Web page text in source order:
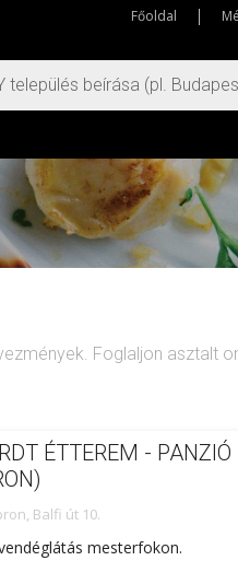
Főoldal
Foglaljon asztalt
ÉTTEREM - PANZIÓ
Balfi út 10.
mesterfokon.